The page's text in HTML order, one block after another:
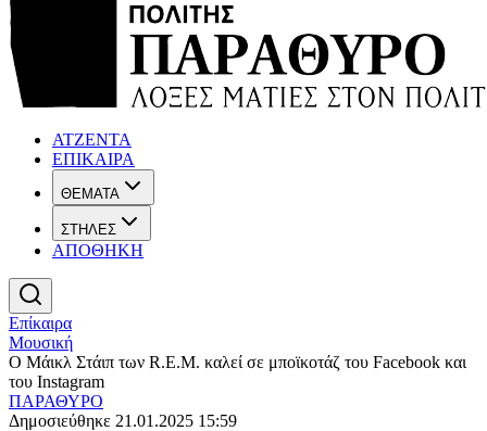
ΑΤΖΕΝΤΑ
ΕΠΙΚΑΙΡΑ
ΘΕΜΑΤΑ
ΣΤΗΛΕΣ
ΑΠΟΘΗΚΗ
Επίκαιρα
Μουσική
Ο Μάικλ Στάιπ των R.E.M. καλεί σε μποϊκοτάζ του Facebook και
του Instagram
ΠΑΡΑΘΥΡΟ
Δημοσιεύθηκε 21.01.2025 15:59